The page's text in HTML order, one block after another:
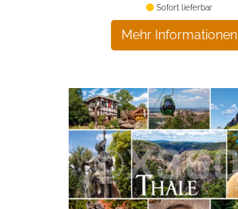
Mehr Informationen
Sofort lieferbar